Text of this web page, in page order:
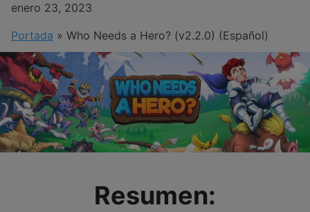
enero 23, 2023
Portada » Who Needs a Hero? (v2.2.0) (Español)
Resumen: